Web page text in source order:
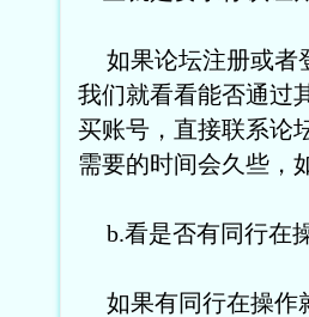
如果论坛注册或者
我们就看看能否通过
买账号，直接联系论
需要的时间会久些，
b.看是否有同行在
如果有同行在操作